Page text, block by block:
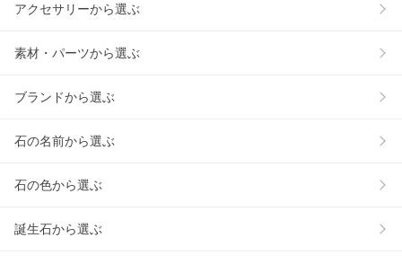
アクセサリーから選ぶ
素材・パーツから選ぶ
ブランドから選ぶ
石の名前から選ぶ
石の色から選ぶ
誕生石から選ぶ